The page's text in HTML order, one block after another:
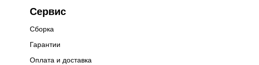
Сервис
Сборка
Гарантии
Оплата и доставка